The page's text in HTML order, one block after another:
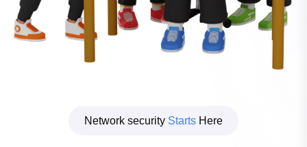
Network security Starts Here